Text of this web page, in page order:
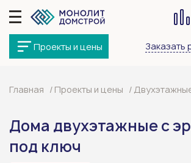
Проекты и цены Заказать
Главная Проекты и цены
Дома двухэтажные с
под ключ